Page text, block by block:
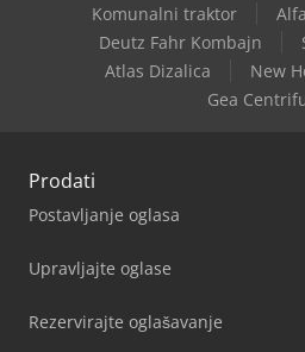
Komunalni traktor
Deutz Fahr Kombajn
Atlas Dizalica
New
Gea
Prodati
Postavljanje oglasa
Upravljajte oglase
Rezervirajte oglašavanje